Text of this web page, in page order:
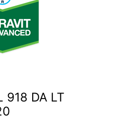
918 DA LT